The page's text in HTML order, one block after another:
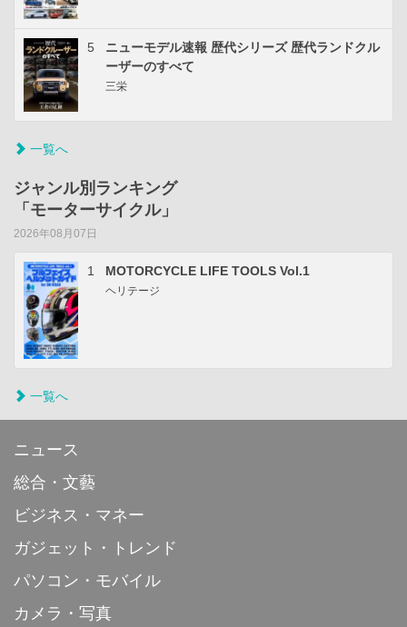
5
ニューモデル速報 歴代シリーズ 歴代ランドクル
ーザーのすべて
三栄
一覧へ
ジャンル別ランキング
「モーターサイクル」
2026年08月07日
1 MOTORCYCLE LIFE TOOLS Vol.1
ヘリテージ
一覧へ
ニュース
総合・文藝
ビジネス・マネー
ガジェット・トレンド
パソコン・モバイル
カメラ・写真